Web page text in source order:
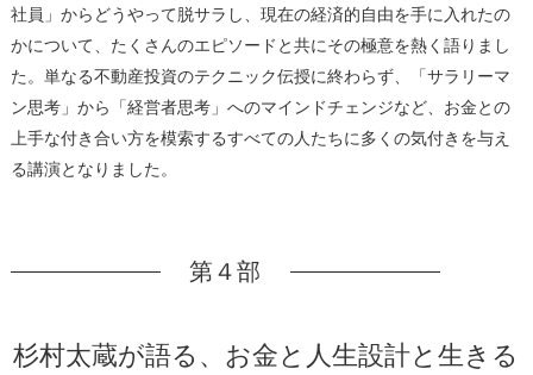
社員」からどうやって脱サラし、現在の経済的自由を手に入れたの
かについて、たくさんのエピソードと共にその極意を熱く語りまし
た。単なる不動産投資のテクニック伝授に終わらず、「サラリーマ
ン思考」から「経営者思考」へのマインドチェンジなど、お金との
上手な付き合い方を模索するすべての人たちに多くの気付きを与え
る講演となりました。
第４部
杉村太蔵が語る、お金と人生設計と生きる